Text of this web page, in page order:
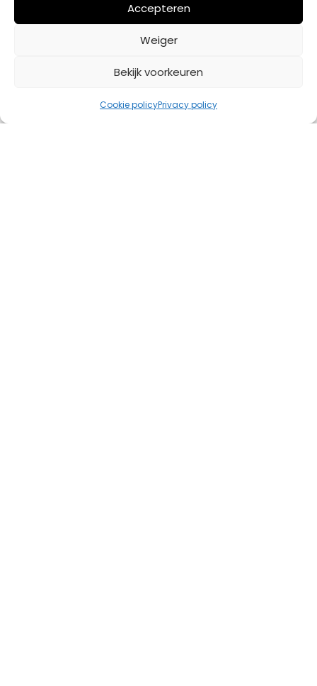
Accepteren
Weiger
Bekijk voorkeuren
Cookie policyPrivacy policy